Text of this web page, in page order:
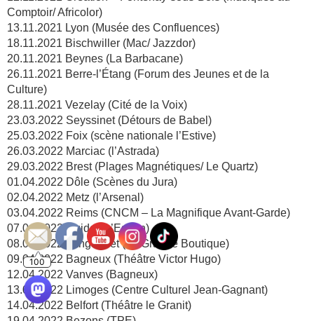
Comptoir/ Africolor)
13.11.2021 Lyon (Musée des Confluences)
18.11.2021 Bischwiller (Mac/ Jazzdor)
20.11.2021 Beynes (La Barbacane)
26.11.2021 Berre-l’Étang (Forum des Jeunes et de la
Culture)
28.11.2021 Vezelay (Cité de la Voix)
23.03.2022 Seyssinet (Détours de Babel)
25.03.2022 Foix (scène nationale l’Estive)
26.03.2022 Marciac (l’Astrada)
29.03.2022 Brest (Plages Magnétiques/ Le Quartz)
01.04.2022 Dôle (Scènes du Jura)
02.04.2022 Metz (l’Arsenal)
03.04.2022 Reims (CNCM – La Magnifique Avant-Garde)
07.04.2022 Guidel (L’Estran)
08.04.2022 Langonnet (La Grande Boutique)
09.04.2022 Bagneux (Théâtre Victor Hugo)
12.04.2022 Vanves (Bagneux)
13.04.2022 Limoges (Centre Culturel Jean-Gagnant)
14.04.2022 Belfort (Théâtre le Granit)
100